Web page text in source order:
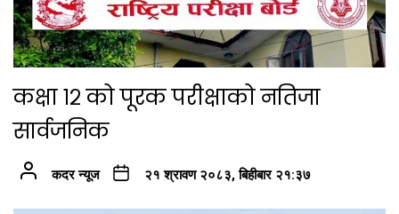
कक्षा १२ को पूरक परीक्षाको नतिजा
सार्वजनिक
कदर न्यूज २१ श्रावण २०८३, बिहीबार २१:३७